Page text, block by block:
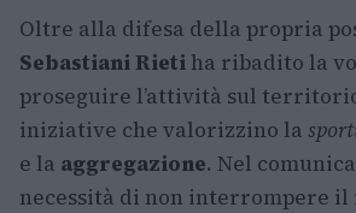
Oltre alla difesa della propria
Sebastiani Rieti ha ribadito la
proseguire l’attività sul
iniziative che valorizzino la
e la aggregazione. Nel
necessità di non interrompere il